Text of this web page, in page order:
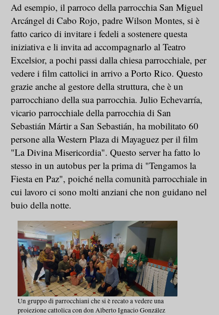
Ad esempio, il parroco della parrocchia San Miguel
Arcángel di Cabo Rojo, padre Wilson Montes, si è
fatto carico di invitare i fedeli a sostenere questa
iniziativa e li invita ad accompagnarlo al Teatro
Excelsior, a pochi passi dalla chiesa parrocchiale, per
vedere i film cattolici in arrivo a Porto Rico. Questo
grazie anche al gestore della struttura, che è un
parrocchiano della sua parrocchia. Julio Echevarría,
vicario parrocchiale della parrocchia di San
Sebastián Mártir a San Sebastián, ha mobilitato 60
persone alla Western Plaza di Mayaguez per il film
"La Divina Misericordia". Questo server ha fatto lo
stesso in un autobus per la prima di "Tengamos la
Fiesta en Paz", poiché nella comunità parrocchiale in
cui lavoro ci sono molti anziani che non guidano nel
buio della notte.
Un gruppo di parrocchiani che si è recato a vedere una
proiezione cattolica con don Alberto Ignacio González